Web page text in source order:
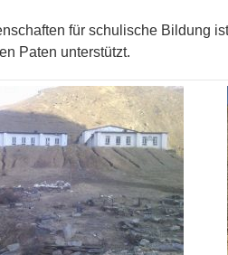
für schulische Bildung
Paten unterstützt.